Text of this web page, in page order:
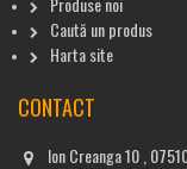
Caută un produs
Harta site
CONTACT
Ion Creanga 10 ,